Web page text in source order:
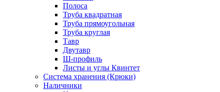
Полоса
Труба квадратная
Труба прямоугольная
Труба круглая
Тавр
Двутавр
Ш-профиль
Листы и углы Квинтет
Система хранения (Крюки)
Наличники